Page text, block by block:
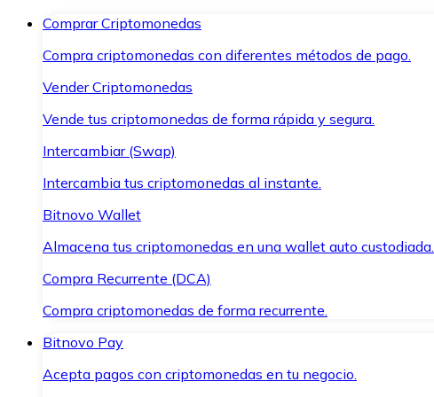
Comprar Criptomonedas
Compra criptomonedas con diferentes métodos de pago.
Vender Criptomonedas
Vende tus criptomonedas de forma rápida y segura.
Intercambiar (Swap)
Intercambia tus criptomonedas al instante.
Bitnovo Wallet
Almacena tus criptomonedas en una wallet auto custodiada.
Compra Recurrente (DCA)
Compra criptomonedas de forma recurrente.
Bitnovo Pay
Acepta pagos con criptomonedas en tu negocio.